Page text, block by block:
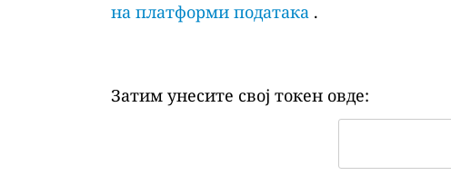
на платформи података .
Затим унесите свој токен овде: